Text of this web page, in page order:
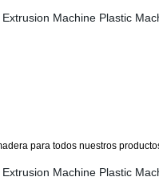
para todos nuestros